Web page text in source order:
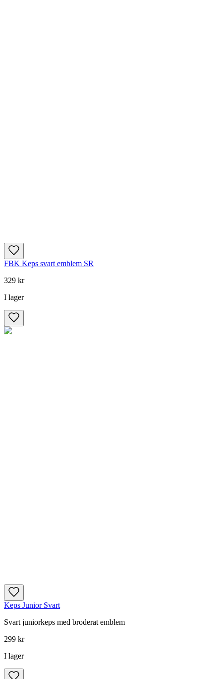
FBK Keps svart emblem SR
329 kr
I lager
Keps Junior Svart
Svart juniorkeps med broderat emblem
299 kr
I lager